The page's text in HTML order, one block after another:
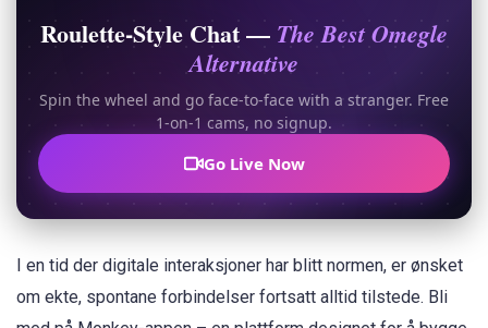
Roulette-Style Chat — The Best Omegle
Alternative
Spin the wheel and go face-to-face with a stranger. Free
1-on-1 cams, no signup.
Go Live Now
I en tid der digitale interaksjoner har blitt normen, er ønsket
om ekte, spontane forbindelser fortsatt alltid tilstede. Bli